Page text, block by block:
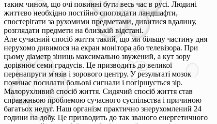
таким чином, що очі повинні бути весь час в русі. Людині
життєво необхідно постійно споглядати ландшафти,
спостерігати за рухомими предметами, дивитися вдалину,
розглядати предмети на близькій відстані.
Але сучасний спосіб життя такий, що ми більшу частину дня
нерухомо дивимося на екран монітора або телевізора. При
цьому діаметр зіниць максимально звужений, а кут зору
дорівнює семи градусів. Це призводить до великої
перенапруги м'язів і зорового центру. У результаті мозок
починає посилати больові сигнали і погіршується зір.
Малорухливий спосіб життя. Сидячий спосіб життя став
справжньою проблемою сучасного суспільства і причиною
багатьох недуг. Наш організм практично знерухомлений 24
години на добу. Це призводить до так званого енергетичного